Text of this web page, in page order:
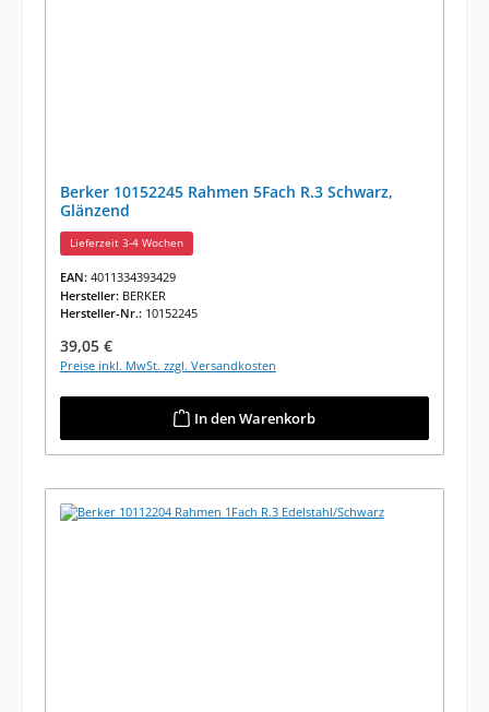
Berker 10152245 Rahmen 5Fach R.3 Schwarz,
Glänzend
Lieferzeit 3-4 Wochen
EAN: 4011334393429
Hersteller: BERKER
Hersteller-Nr.: 10152245
Regulärer Preis:
39,05 €
Preise inkl. MwSt. zzgl. Versandkosten
In den Warenkorb